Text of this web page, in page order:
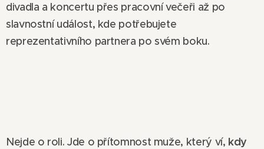
divadla a koncertu přes pracovní večeři až po
slavnostní událost, kde potřebujete
reprezentativního partnera po svém boku.
Nejde o roli. Jde o přítomnost muže, který ví, kdy